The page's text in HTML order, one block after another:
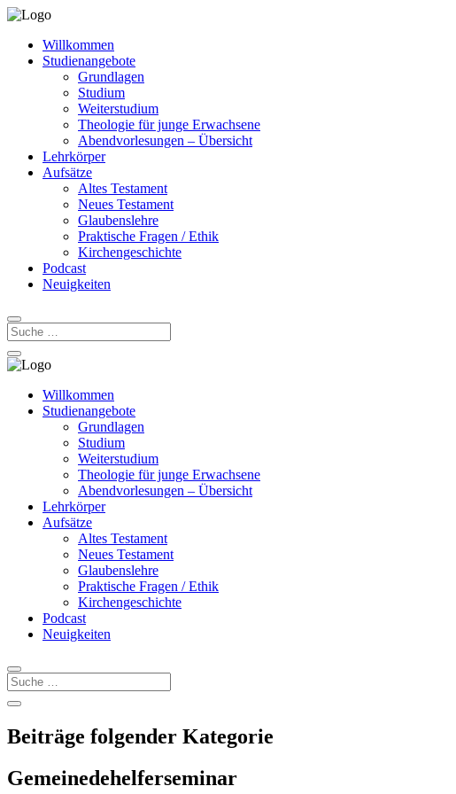
Willkommen
Studienangebote
Grundlagen
Studium
Weiterstudium
Theologie für junge Erwachsene
Abendvorlesungen – Übersicht
Lehrkörper
Aufsätze
Altes Testament
Neues Testament
Glaubenslehre
Praktische Fragen / Ethik
Kirchengeschichte
Podcast
Neuigkeiten
Willkommen
Studienangebote
Grundlagen
Studium
Weiterstudium
Theologie für junge Erwachsene
Abendvorlesungen – Übersicht
Lehrkörper
Aufsätze
Altes Testament
Neues Testament
Glaubenslehre
Praktische Fragen / Ethik
Kirchengeschichte
Podcast
Neuigkeiten
Beiträge folgender Kategorie
Gemeinedehelferseminar